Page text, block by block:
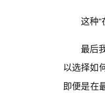
这种
最后
以选择如
即便是在